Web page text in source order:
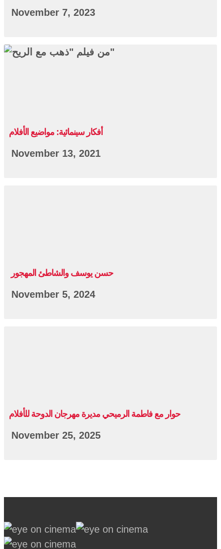
November 7, 2023
أفكار سينمائية: مواضيع الأفلام
November 13, 2021
حسن يوسف والشاطئ المهجور
November 5, 2024
حوار مع فاطمة الرميحي مديرة مهرجان الدوحة للأفلام
November 25, 2025